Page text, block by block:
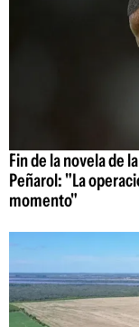
Fin de la novela de
Peñarol: "La
momento"